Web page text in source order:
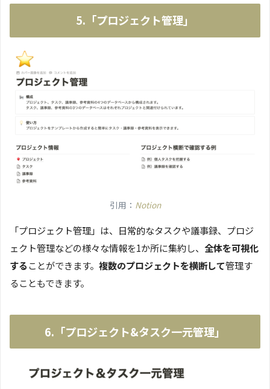
5.「プロジェクト管理」
引用： Notion
「プロジェクト管理」は、日常的なタスクや議事録、プロジ
ェクト管理などの様々な情報を1か所に集約し、 全体を可視化
することができます。 複数のプロジェクトを横断して管理す
ることもできます。
6.「プロジェクト&タスク一元管理」